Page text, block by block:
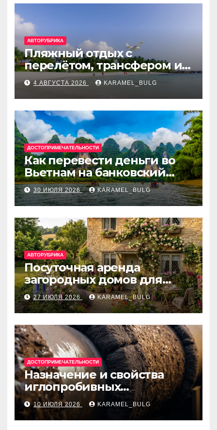
АВТОРУБРИКА
Пляжный отдых с
перелётом, трансфером и
отелем на Мальдивах, в
Турции, Греции, Таиланде
и Европе
4 АВГУСТА 2026 KARAMEL_BULG
ДОСТОПРИМЕЧАТЕЛЬНОСТИ
Как перевести деньги во
Вьетнам на банковский
счёт: VietcomBank, BIDV,
Techcombank и другие
банки
30 ИЮЛЯ 2026 KARAMEL_BULG
АВТОРУБРИКА
Посуточная аренда
загородных домов для
отдыха
27 ИЮЛЯ 2026 KARAMEL_BULG
ДОСТОПРИМЕЧАТЕЛЬНОСТИ
Назначение и свойства
иглопробивных
базальтовых огнеупорных
матов
10 ИЮЛЯ 2026 KARAMEL_BULG